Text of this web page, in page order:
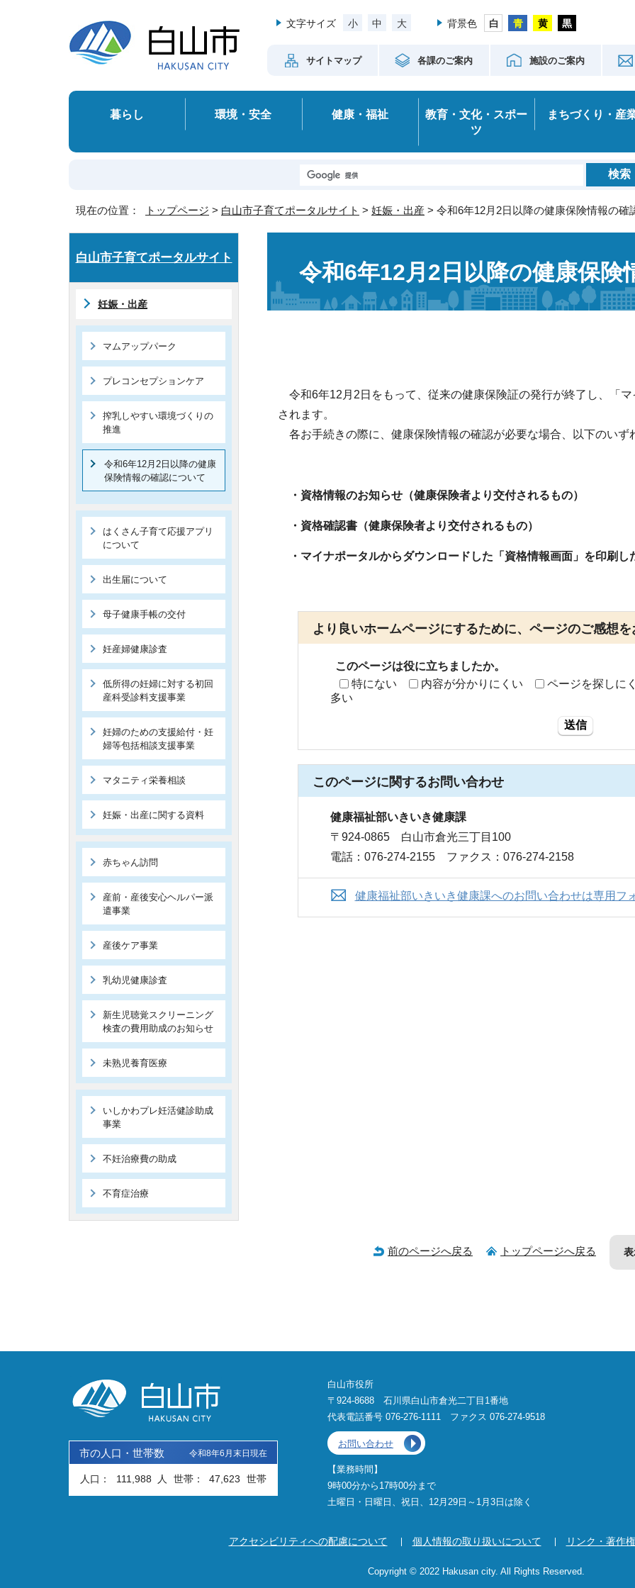
文字サイズ 小 中 大 背景色
サイトマップ 各課のご案内 施設のご案内
暮らし 環境・安全 健康・福祉
教育・文化・スポー
ツ
まちづくり・産
現在の位置： トップページ > 白山市子育てポータルサイト > 妊娠・出産 > 令和6年12月2日以降の健康保険情報の確
令和6年12月2日以降の健康保険
令和6年12月2日をもって、従来の健康保険証の発行が終了し、「
されます。
各お手続きの際に、健康保険情報の確認が必要な場合、以下のいず
・資格情報のお知らせ（健康保険者より交付されるもの）
・資格確認書（健康保険者より交付されるもの）
・マイナポータルからダウンロードした「資格情報画面」を印刷し
より良いホームページにするために、ページのご感想を
このページは役に立ちましたか。
特にない
内容が分かりにくい ページを探しに
多い
送信
このページに関するお問い合わせ
健康福祉部いきいき健康課
〒924-0865 白山市倉光三丁目100
電話：076-274-2155 ファクス：076-274-2158
健康福祉部いきいき健康課へのお問い合わせは専用フ
白山市子育てポータルサイト
妊娠・出産
マムアップパーク
プレコンセプションケア
搾乳しやすい環境づくりの
推進
令和6年12月2日以降の健康
保険情報の確認について
はくさん子育て応援アプリ
について
出生届について
母子健康手帳の交付
妊産婦健康診査
低所得の妊婦に対する初回
産科受診料支援事業
妊婦のための支援給付・妊
婦等包括相談支援事業
マタニティ栄養相談
妊娠・出産に関する資料
赤ちゃん訪問
産前・産後安心ヘルパー派
遣事業
産後ケア事業
乳幼児健康診査
新生児聴覚スクリーニング
検査の費用助成のお知らせ
未熟児養育医療
いしかわプレ妊活健診助成
事業
不妊治療費の助成
不育症治療
前のページへ戻る トップページへ戻る
市の人口・世帯数 令和8年6月末日現在
人口： 111,988 人 世帯： 47,623 世帯
白山市役所
〒924-8688 石川県白山市倉光二丁目1番地
代表電話番号 076-276-1111 ファクス 076-274-9518
お問い合わせ
【業務時間】
9時00分から17時00分まで
土曜日・日曜日、祝日、12月29日～1月3日は除く
アクセシビリティへの配慮について 個人情報の取り扱いについて リンク・著作
Copyright © 2022 Hakusan city. All Rights Reserved.